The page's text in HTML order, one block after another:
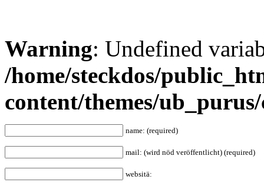
Warning: Undefined
/home/steckdos/
content/themes/
name: (required)
mail: (wird nöd veröffentlicht) (required)
websitä: